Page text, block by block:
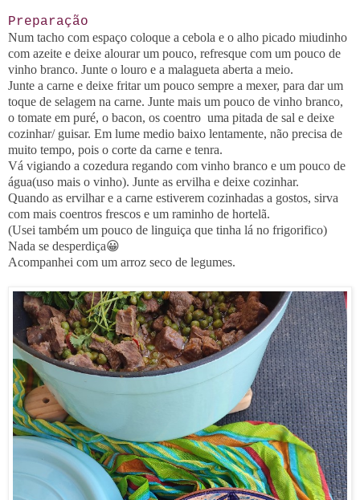
Preparação
Num tacho com espaço coloque a cebola e o alho picado miudinho
com azeite e deixe alourar um pouco, refresque com um pouco de
vinho branco. Junte o louro e a malagueta aberta a meio.
Junte a carne e deixe fritar um pouco sempre a mexer, para dar um
toque de selagem na carne. Junte mais um pouco de vinho branco,
o tomate em puré, o bacon, os coentro uma pitada de sal e deixe
cozinhar/ guisar. Em lume medio baixo lentamente, não precisa de
muito tempo, pois o corte da carne e tenra.
Vá vigiando a cozedura regando com vinho branco e um pouco de
água(uso mais o vinho). Junte as ervilha e deixe cozinhar.
Quando as ervilhar e a carne estiverem cozinhadas a gostos, sirva
com mais coentros frescos e um raminho de hortelã.
(Usei também um pouco de linguiça que tinha lá no frigorifico)
Nada se desperdiça😀
Acompanhei com um arroz seco de legumes.